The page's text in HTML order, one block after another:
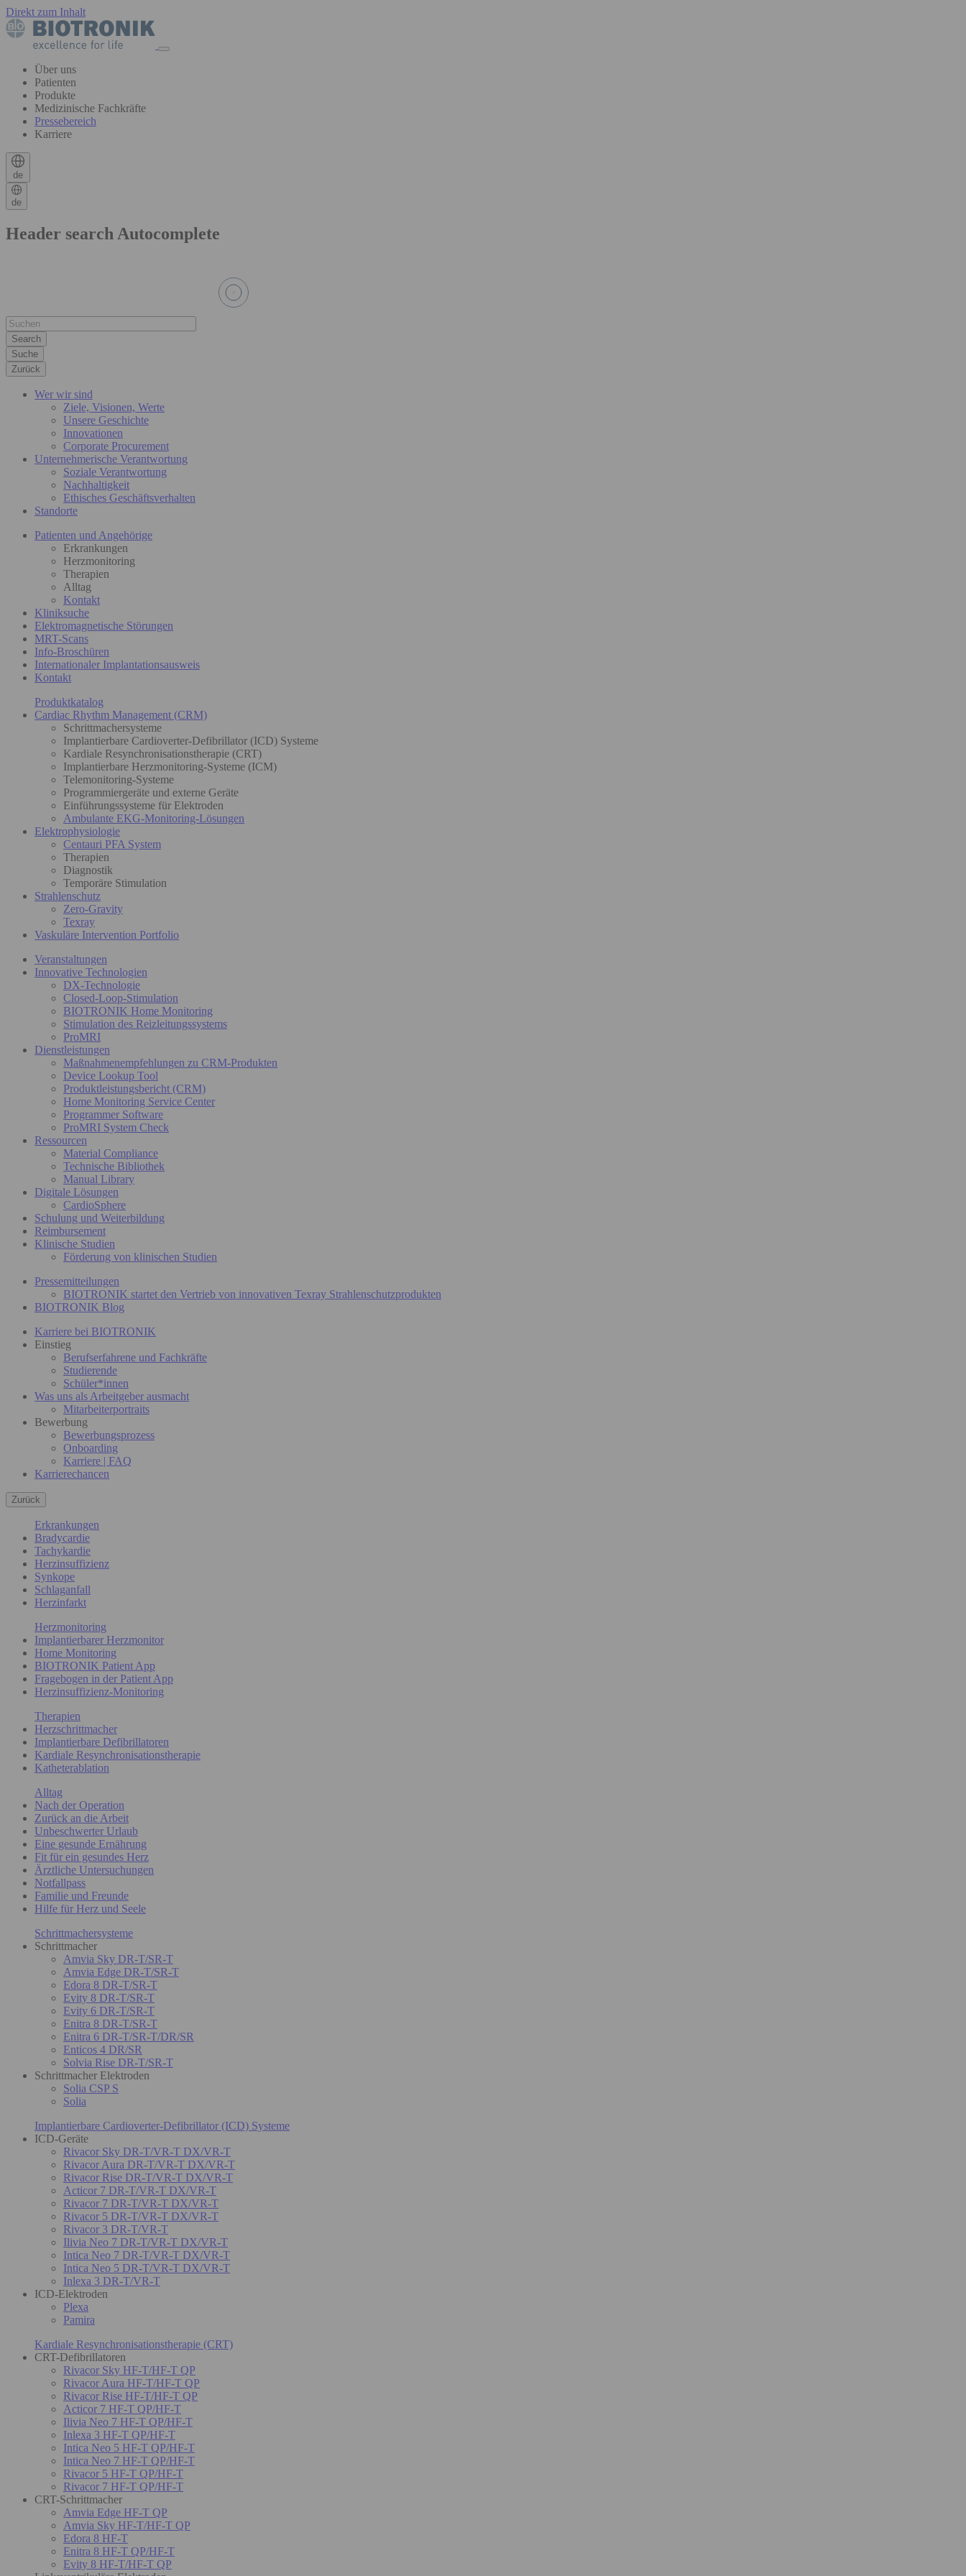
Direkt zum Inhalt
Über uns
Patienten
Produkte
Medizinische Fachkräfte
Pressebereich
Karriere
de
de
Header search Autocomplete
Suche
Zurück
Wer wir sind
Ziele, Visionen, Werte
Unsere Geschichte
Innovationen
Corporate Procurement
Unternehmerische Verantwortung
Soziale Verantwortung
Nachhaltigkeit
Ethisches Geschäftsverhalten
Standorte
Patienten und Angehörige
Erkrankungen
Herzmonitoring
Therapien
Alltag
Kontakt
Kliniksuche
Elektromagnetische Störungen
MRT-Scans
Info-Broschüren
Internationaler Implantationsausweis
Kontakt
Produktkatalog
Cardiac Rhythm Management (CRM)
Schrittmachersysteme
Implantierbare Cardioverter-Defibrillator (ICD) Systeme
Kardiale Resynchronisationstherapie (CRT)
Implantierbare Herzmonitoring-Systeme (ICM)
Telemonitoring-Systeme
Programmiergeräte und externe Geräte
Einführungssysteme für Elektroden
Ambulante EKG-Monitoring-Lösungen
Elektrophysiologie
Centauri PFA System
Therapien
Diagnostik
Temporäre Stimulation
Strahlenschutz
Zero-Gravity
Texray
Vaskuläre Intervention Portfolio
Veranstaltungen
Innovative Technologien
DX-Technologie
Closed-Loop-Stimulation
BIOTRONIK Home Monitoring
Stimulation des Reizleitungssystems
ProMRI
Dienstleistungen
Maßnahmenempfehlungen zu CRM-Produkten
Device Lookup Tool
Produktleistungsbericht (CRM)
Home Monitoring Service Center
Programmer Software
ProMRI System Check
Ressourcen
Material Compliance
Technische Bibliothek
Manual Library
Digitale Lösungen
CardioSphere
Schulung und Weiterbildung
Reimbursement
Klinische Studien
Förderung von klinischen Studien
Pressemitteilungen
BIOTRONIK startet den Vertrieb von innovativen Texray Strahlenschutzprodukten
BIOTRONIK Blog
Karriere bei BIOTRONIK
Einstieg
Berufserfahrene und Fachkräfte
Studierende
Schüler*innen
Was uns als Arbeitgeber ausmacht
Mitarbeiterportraits
Bewerbung
Bewerbungsprozess
Onboarding
Karriere | FAQ
Karrierechancen
Zurück
Erkrankungen
Bradycardie
Tachykardie
Herzinsuffizienz
Synkope
Schlaganfall
Herzinfarkt
Herzmonitoring
Implantierbarer Herzmonitor
Home Monitoring
BIOTRONIK Patient App
Fragebogen in der Patient App
Herzinsuffizienz-Monitoring
Therapien
Herzschrittmacher
Implantierbare Defibrillatoren
Kardiale Resynchronisationstherapie
Katheterablation
Alltag
Nach der Operation
Zurück an die Arbeit
Unbeschwerter Urlaub
Eine gesunde Ernährung
Fit für ein gesundes Herz
Ärztliche Untersuchungen
Notfallpass
Familie und Freunde
Hilfe für Herz und Seele
Schrittmachersysteme
Schrittmacher
Amvia Sky DR-T/SR-T
Amvia Edge DR-T/SR-T
Edora 8 DR-T/SR-T
Evity 8 DR-T/SR-T
Evity 6 DR-T/SR-T
Enitra 8 DR-T/SR-T
Enitra 6 DR-T/SR-T/DR/SR
Enticos 4 DR/SR
Solvia Rise DR-T/SR-T
Schrittmacher Elektroden
Solia CSP S
Solia
Implantierbare Cardioverter-Defibrillator (ICD) Systeme
ICD-Geräte
Rivacor Sky DR-T/VR-T DX/VR-T
Rivacor Aura DR-T/VR-T DX/VR-T
Rivacor Rise DR-T/VR-T DX/VR-T
Acticor 7 DR-T/VR-T DX/VR-T
Rivacor 7 DR-T/VR-T DX/VR-T
Rivacor 5 DR-T/VR-T DX/VR-T
Rivacor 3 DR-T/VR-T
Ilivia Neo 7 DR-T/VR-T DX/VR-T
Intica Neo 7 DR-T/VR-T DX/VR-T
Intica Neo 5 DR-T/VR-T DX/VR-T
Inlexa 3 DR-T/VR-T
ICD-Elektroden
Plexa
Pamira
Kardiale Resynchronisationstherapie (CRT)
CRT-Defibrillatoren
Rivacor Sky HF-T/HF-T QP
Rivacor Aura HF-T/HF-T QP
Rivacor Rise HF-T/HF-T QP
Acticor 7 HF-T QP/HF-T
Ilivia Neo 7 HF-T QP/HF-T
Inlexa 3 HF-T QP/HF-T
Intica Neo 5 HF-T QP/HF-T
Intica Neo 7 HF-T QP/HF-T
Rivacor 5 HF-T QP/HF-T
Rivacor 7 HF-T QP/HF-T
CRT-Schrittmacher
Amvia Edge HF-T QP
Amvia Sky HF-T/HF-T QP
Edora 8 HF-T
Enitra 8 HF-T QP/HF-T
Evity 8 HF-T/HF-T QP